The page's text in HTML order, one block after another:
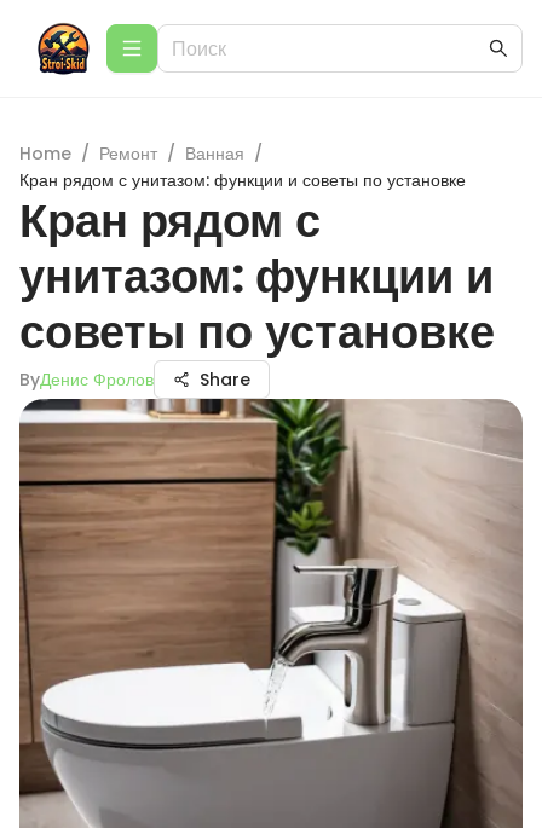
Home / Ремонт / Ванная /
Кран рядом с унитазом: функции и советы по установке
Кран рядом с
унитазом: функции и
советы по установке
ByДенис Фролов Share